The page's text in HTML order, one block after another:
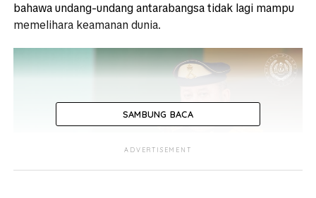
bahawa undang-undang antarabangsa tidak lagi mampu
memelihara keamanan dunia.
SAMBUNG BACA
ADVERTISEMENT